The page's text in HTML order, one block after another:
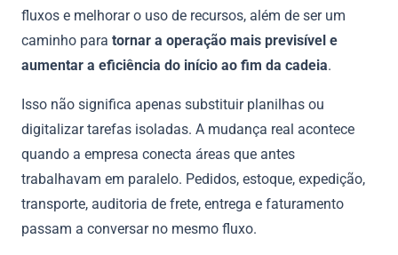
fluxos e melhorar o uso de recursos, além de ser um
caminho para tornar a operação mais previsível e
aumentar a eficiência do início ao fim da cadeia.
Isso não significa apenas substituir planilhas ou
digitalizar tarefas isoladas. A mudança real acontece
quando a empresa conecta áreas que antes
trabalhavam em paralelo. Pedidos, estoque, expedição,
transporte, auditoria de frete, entrega e faturamento
passam a conversar no mesmo fluxo.